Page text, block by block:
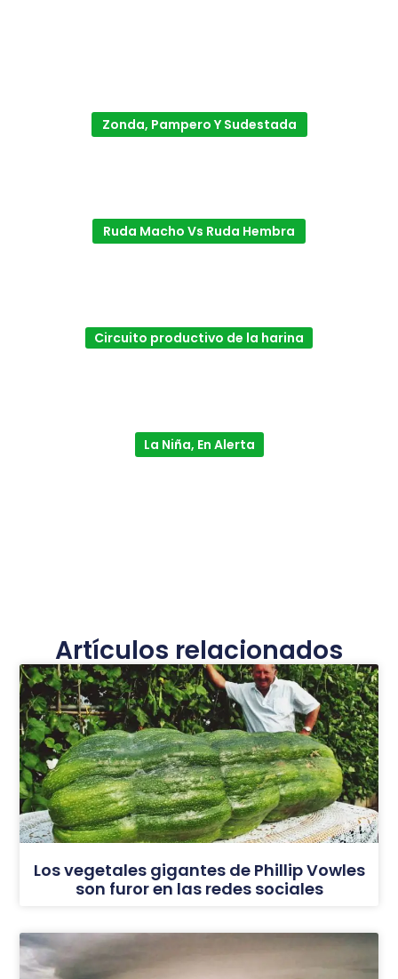
Zonda, Pampero Y Sudestada
Ruda Macho Vs Ruda Hembra
Circuito productivo de la harina
La Niña, En Alerta
Artículos relacionados
Los vegetales gigantes de Phillip Vowles
son furor en las redes sociales